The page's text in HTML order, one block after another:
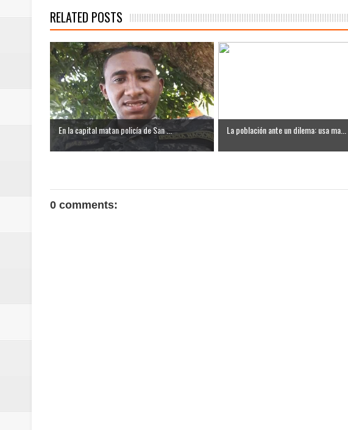
Presidente Abinader entrega Medalla al Mérito
Celebración de medallistas en San Juan podría
recibirán?
JAPON: Aumentan a 34 los muertos por el
RELATED POSTS
En la capital matan policía de San ... La población ante un dilema: usa ma...
0 comments: